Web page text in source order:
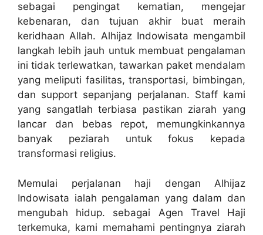
sebagai pengingat kematian, mengejar
kebenaran, dan tujuan akhir buat meraih
keridhaan Allah. Alhijaz Indowisata mengambil
langkah lebih jauh untuk membuat pengalaman
ini tidak terlewatkan, tawarkan paket mendalam
yang meliputi fasilitas, transportasi, bimbingan,
dan support sepanjang perjalanan. Staff kami
yang sangatlah terbiasa pastikan ziarah yang
lancar dan bebas repot, memungkinkannya
banyak peziarah untuk fokus kepada
transformasi religius.
Memulai perjalanan haji dengan Alhijaz
Indowisata ialah pengalaman yang dalam dan
mengubah hidup. sebagai Agen Travel Haji
terkemuka, kami memahami pentingnya ziarah